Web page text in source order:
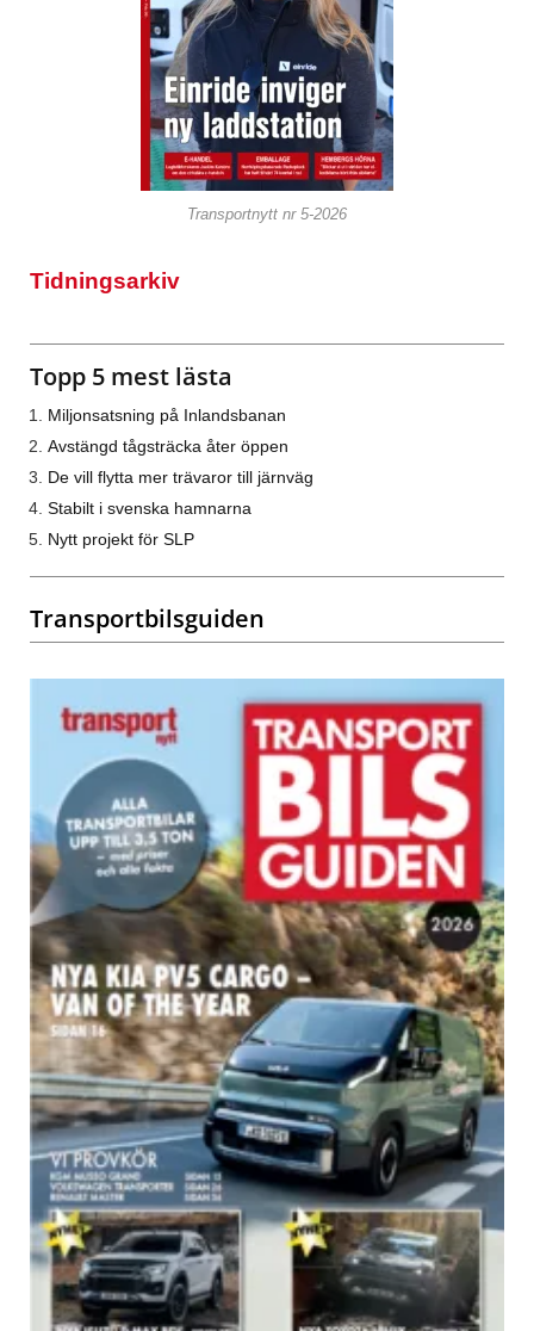
Transportnytt nr 5-2026
Tidningsarkiv
Topp 5 mest lästa
Miljonsatsning på Inlandsbanan
Avstängd tågsträcka åter öppen
De vill flytta mer trävaror till järnväg
Stabilt i svenska hamnarna
Nytt projekt för SLP
Transportbilsguiden